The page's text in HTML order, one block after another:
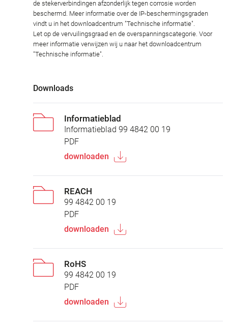
de stekerverbindingen afzonderlijk tegen corrosie worden
beschermd. Meer informatie over de IP-beschermingsgraden
vindt u in het downloadcentrum "Technische informatie".
Let op de vervuilingsgraad en de overspanningscategorie. Voor
meer informatie verwijzen wij u naar het downloadcentrum
"Technische informatie".
Downloads
Informatieblad
Informatieblad 99 4842 00 19
PDF
downloaden
REACH
99 4842 00 19
PDF
downloaden
RoHS
99 4842 00 19
PDF
downloaden